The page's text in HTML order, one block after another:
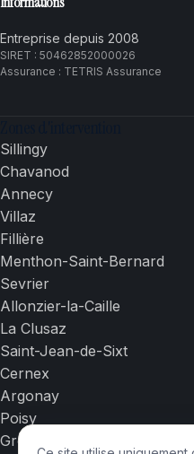
Entreprise depuis 2008
SIRET : 50462852000026
Assurance : TETRIS Assurance
Sillingy
Chavanod
Annecy
Villaz
Fillière
Menthon-Saint-Bernard
Sevrier
Allonzier-la-Caille
La Clusaz
Saint-Jean-de-Sixt
Cernex
Argonay
Poisy
Groisy